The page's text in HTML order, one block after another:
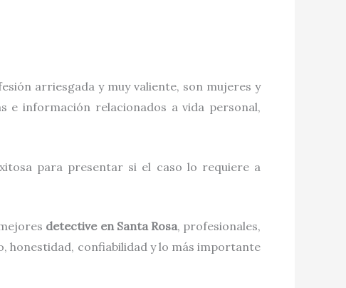
arriesgada y muy valiente, son mujeres y
e información relacionados a vida personal,
para presentar si el caso lo requiere a
detective en Santa Rosa, profesionales,
honestidad, confiabilidad y lo más importante